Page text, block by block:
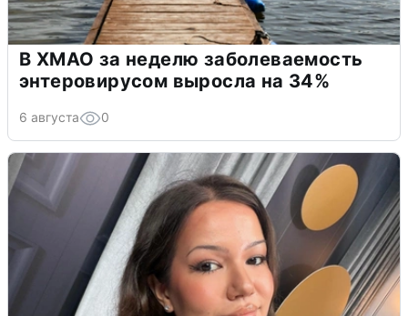
В ХМАО за неделю заболеваемость
энтеровирусом выросла на 34%
6 августа 0